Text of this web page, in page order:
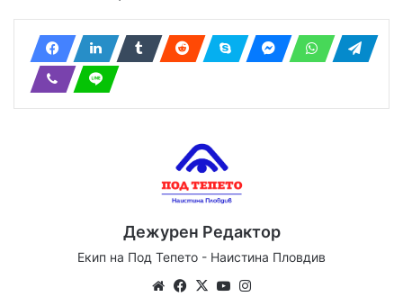
Дежурен Редактор
Екип на Под Тепето - Наистина Пловдив
WebsiteFacebook
X YouTube